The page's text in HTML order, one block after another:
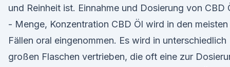
und Reinheit ist. Einnahme und Dosierung von CBD
- Menge, Konzentration CBD Öl wird in den meisten
Fällen oral eingenommen. Es wird in unterschiedlich
großen Flaschen vertrieben, die oft eine zur